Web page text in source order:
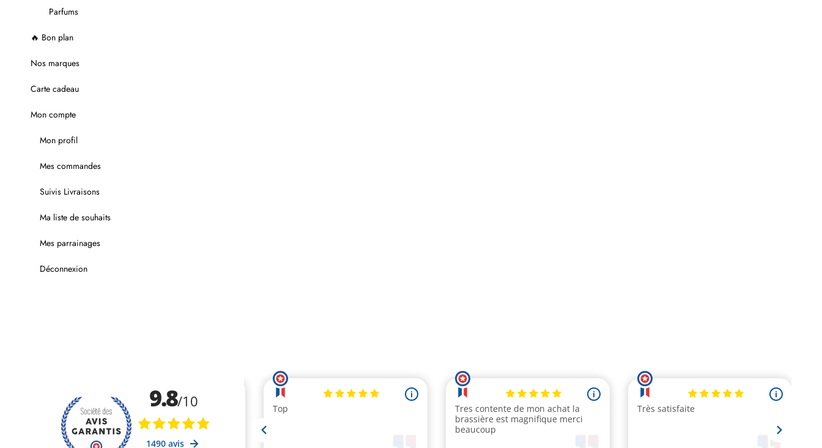
Parfums
🔥 Bon plan
Nos marques
Carte cadeau
Mon compte
Mon profil
Mes commandes
Suivis Livraisons
Ma liste de souhaits
Mes parrainages
Déconnexion